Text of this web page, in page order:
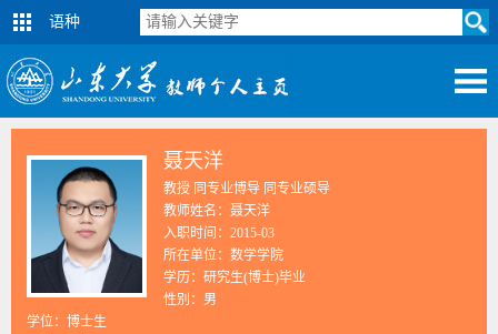
语种
聂天洋
教授 同专业博导 同专业硕导
教师姓名：聂天洋
入职时间：2015-03
所在单位：数学学院
学历：研究生(博士)毕业
性别：男
学位：博士生